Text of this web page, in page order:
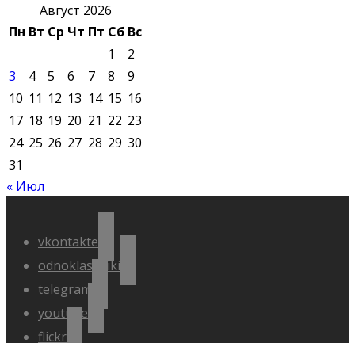
Август 2026
Пн Вт Ср Чт Пт Сб Вс
1
2
3
4 5 6 7 8
9
10 11 12 13 14 15 16
17 18 19 20 21 22 23
24 25 26 27 28 29 30
31
« Июл
vkontakte
odnoklassniki
telegram
youtube
flickr